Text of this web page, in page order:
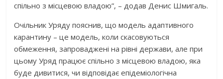
спільно з місцевою владою”, – додав Денис Шмигаль.
Очільник Уряду пояснив, що модель адаптивного
карантину – це модель, коли скасовуються
обмеження, запроваджені на рівні держави, але при
цьому Уряд працює спільно з місцевою владою, яка
буде дивитися, чи відповідає епідеміологічна